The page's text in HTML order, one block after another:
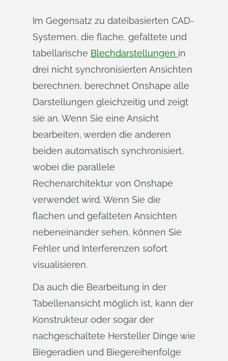
Im Gegensatz zu dateibasierten CAD-
Systemen, die flache, gefaltete und
tabellarische Blechdarstellungen in
drei nicht synchronisierten Ansichten
berechnen, berechnet Onshape alle
Darstellungen gleichzeitig und zeigt
sie an. Wenn Sie eine Ansicht
bearbeiten, werden die anderen
beiden automatisch synchronisiert,
wobei die parallele
Rechenarchitektur von Onshape
verwendet wird. Wenn Sie die
flachen und gefalteten Ansichten
nebeneinander sehen, können Sie
Fehler und Interferenzen sofort
visualisieren.
Da auch die Bearbeitung in der
Tabellenansicht möglich ist, kann der
Konstrukteur oder sogar der
nachgeschaltete Hersteller Dinge wie
Biegeradien und Biegereihenfolge